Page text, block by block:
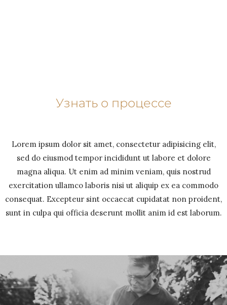
Узнать о процессе
Lorem ipsum dolor sit amet, consectetur adipisicing elit,
sed do eiusmod tempor incididunt ut labore et dolore
magna aliqua. Ut enim ad minim veniam, quis nostrud
exercitation ullamco laboris nisi ut aliquip ex ea commodo
consequat. Excepteur sint occaecat cupidatat non proident,
sunt in culpa qui officia deserunt mollit anim id est laborum.